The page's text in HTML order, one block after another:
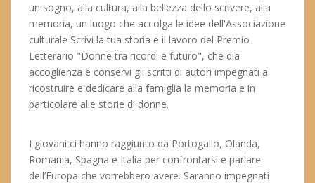
un sogno, alla cultura, alla bellezza dello scrivere, alla
memoria, un luogo che accolga le idee dell'Associazione
culturale Scrivi la tua storia e il lavoro del Premio
Letterario "Donne tra ricordi e futuro", che dia
accoglienza e conservi gli scritti di autori impegnati a
ricostruire e dedicare alla famiglia la memoria e in
particolare alle storie di donne.
I giovani ci hanno raggiunto da Portogallo, Olanda,
Romania, Spagna e Italia per confrontarsi e parlare
dell’Europa che vorrebbero avere. Saranno impegnati